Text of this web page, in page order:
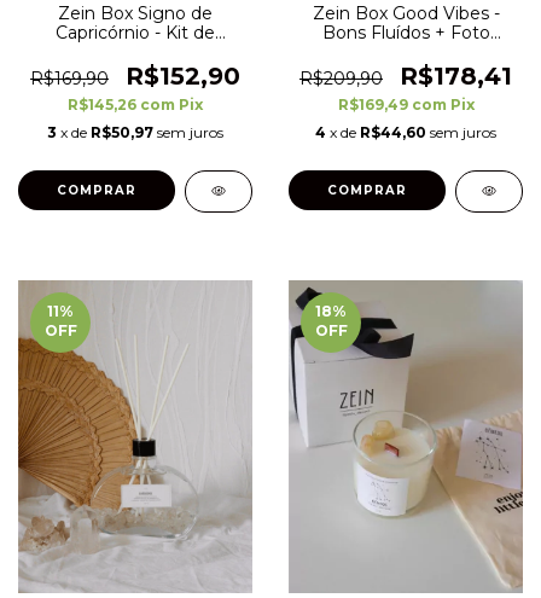
Zein Box Signo de
Capricórnio - Kit de
R$169,90
R$152,90
R$145,26 com Pix
3 x de R$50,97 sem juros
Zein Box Good Vibes -
Bons Fluídos + Foto
R$209,90
R$178,41
R$169,49 com Pix
4 x de R$44,60 sem juros
11%
OFF
18%
OFF